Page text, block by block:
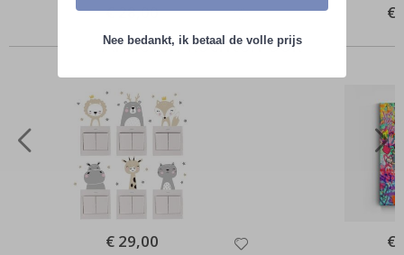
Special
€ 28,00 €
Anderen kochten ook
Special
Price
€ 29,00 €
Nee bedankt, ik betaal de volle prijs